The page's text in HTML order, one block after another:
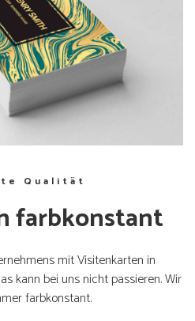
Qualität
farbkonstant
mit Visitenkarten in
kann bei uns nicht passieren. Wir
farbkonstant.